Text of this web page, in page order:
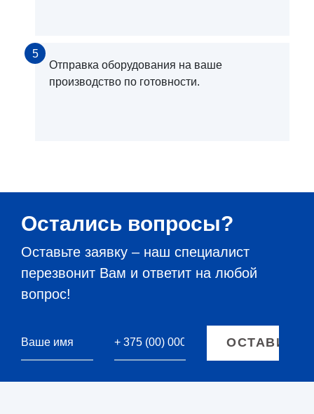
5
Отправка оборудования на ваше
производство по готовности.
Остались вопросы?
Оставьте заявку – наш специалист
перезвонит Вам и ответит на любой
вопрос!